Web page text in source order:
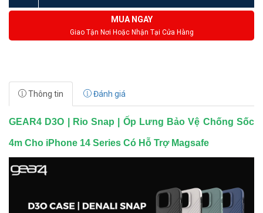
MUA NGAY
Giao Tận Nơi Hoặc Nhận Tại Cửa Hàng
Thông tin Đánh giá
GEAR4 D3O | Rio Snap | Ốp Lưng Bảo Vệ Chống Sốc
4m Cho iPhone 14 Series Có Hỗ Trợ Magsafe